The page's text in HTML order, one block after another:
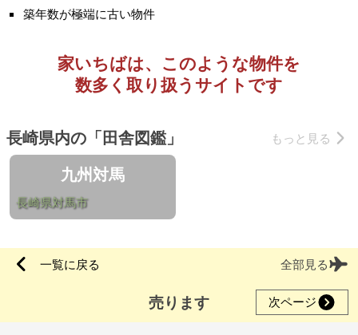
築年数が極端に古い物件
家いちばは、このような物件を
数多く取り扱うサイトです
長崎県内の「田舎図鑑」 もっと見る
九州対馬
長崎県対馬市
一覧に戻る 全部見る
売ります 次ページ